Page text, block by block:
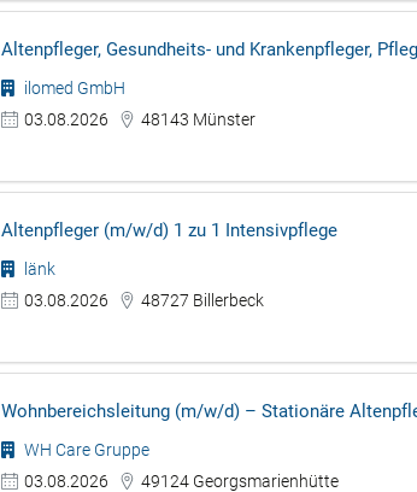
Altenpfleger, Gesundheits- und Krankenpfleger,
ilomed GmbH
03.08.2026
48143 Münster
Altenpfleger (m/w/d) 1 zu 1 Intensivpflege
länk
03.08.2026
48727 Billerbeck
Wohnbereichsleitung (m/w/d) – Stationäre
WH Care Gruppe
03.08.2026
49124 Georgsmarienhütte